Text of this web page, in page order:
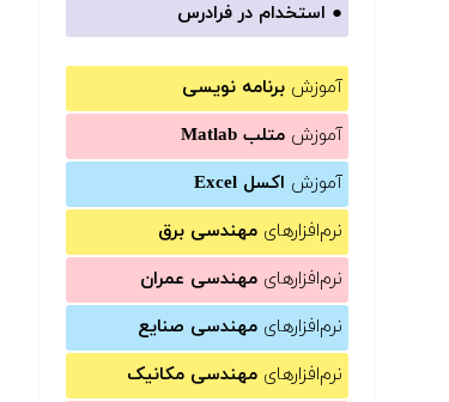
● استخدام در فرادرس
آموزش برنامه نویسی
آموزش متلب Matlab
آموزش اکسل Excel
نرم‌افزارهای مهندسی برق
نرم‌افزارهای مهندسی عمران
نرم‌افزارهای مهندسی صنایع
نرم‌افزارهای مهندسی مکانیک